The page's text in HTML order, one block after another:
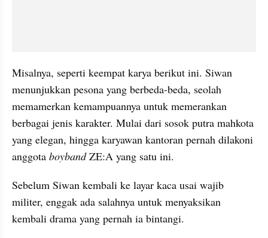
Misalnya, seperti keempat karya berikut ini. Siwan
menunjukkan pesona yang berbeda-beda, seolah
memamerkan kemampuannya untuk memerankan
berbagai jenis karakter. Mulai dari sosok putra mahkota
yang elegan, hingga karyawan kantoran pernah dilakoni
anggota boyband ZE:A yang satu ini.
Sebelum Siwan kembali ke layar kaca usai wajib
militer, enggak ada salahnya untuk menyaksikan
kembali drama yang pernah ia bintangi.